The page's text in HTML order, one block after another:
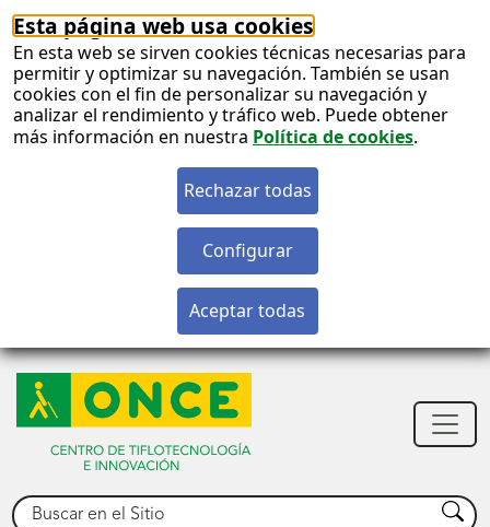
Esta página web usa cookies
En esta web se sirven cookies técnicas necesarias para
permitir y optimizar su navegación. También se usan
cookies con el fin de personalizar su navegación y
analizar el rendimiento y tráfico web. Puede obtener
más información en nuestra Política de cookies.
Buscar Buscar